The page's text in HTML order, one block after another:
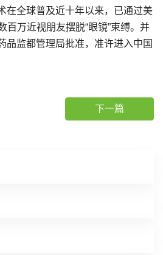
全球普及近十年以来，已通过美
百万近视朋友摆脱“眼镜”束缚。并
品监都管理局批准，准许进入中国
下一篇